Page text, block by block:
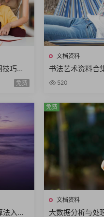
巧高
实操手
免费
文档资料
书法艺术资料合
帖临摹书法鉴赏
理论
520
入门
文档资料
大数据分析与处
免费